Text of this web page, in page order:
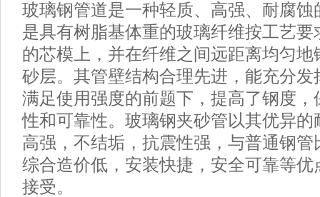
玻璃钢管道是一种轻质、高强、耐腐蚀
是具有树脂基体重的玻璃纤维按工艺
的芯模上，并在纤维之间远距离均匀
砂层。其管壁结构合理先进，能充分
满足使用强度的前题下，提高了钢度，
性和可靠性。玻璃钢夹砂管以其优异的
高强 ，不结垢，抗震性强，与普通钢
综合造价低，安装快捷，安全可靠等优
接受。